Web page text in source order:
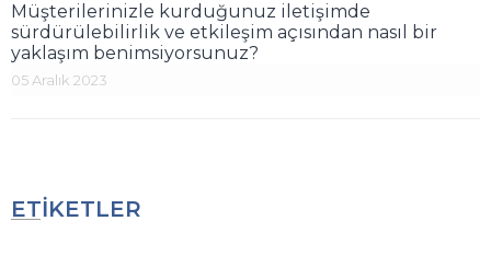
Müşterilerinizle kurduğunuz iletişimde
sürdürülebilirlik ve etkileşim açısından nasıl bir
yaklaşım benimsiyorsunuz?
05 Aralık 2023
ETİKETLER